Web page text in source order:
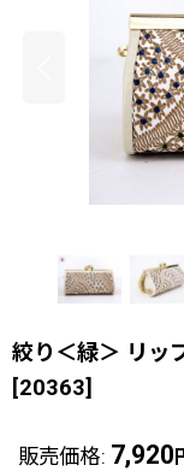
絞り＜緑＞ リッ
[20363]
販売価格: 7,920